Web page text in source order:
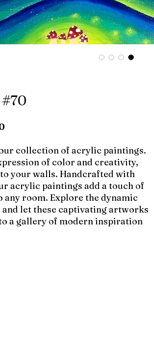
collection of acrylic paintings.
of color and creativity,
your walls. Handcrafted with
acrylic paintings add a touch of
room. Explore the dynamic
let these captivating artworks
a gallery of modern inspiration